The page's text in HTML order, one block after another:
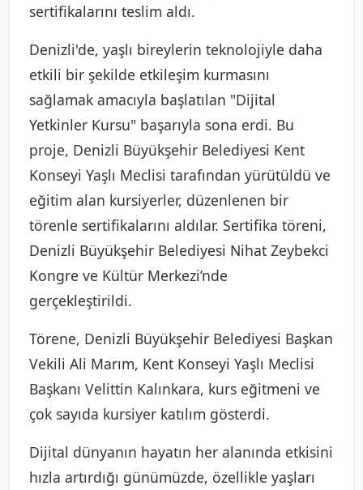
sertifikalarını teslim aldı.
Denizli'de, yaşlı bireylerin teknolojiyle daha
etkili bir şekilde etkileşim kurmasını
sağlamak amacıyla başlatılan "Dijital
Yetkinler Kursu" başarıyla sona erdi. Bu
proje, Denizli Büyükşehir Belediyesi Kent
Konseyi Yaşlı Meclisi tarafından yürütüldü ve
eğitim alan kursiyerler, düzenlenen bir
törenle sertifikalarını aldılar. Sertifika töreni,
Denizli Büyükşehir Belediyesi Nihat Zeybekci
Kongre ve Kültür Merkezi’nde
gerçekleştirildi.
Törene, Denizli Büyükşehir Belediyesi Başkan
Vekili Ali Marım, Kent Konseyi Yaşlı Meclisi
Başkanı Velittin Kalınkara, kurs eğitmeni ve
çok sayıda kursiyer katılım gösterdi.
Dijital dünyanın hayatın her alanında etkisini
hızla artırdığı günümüzde, özellikle yaşları